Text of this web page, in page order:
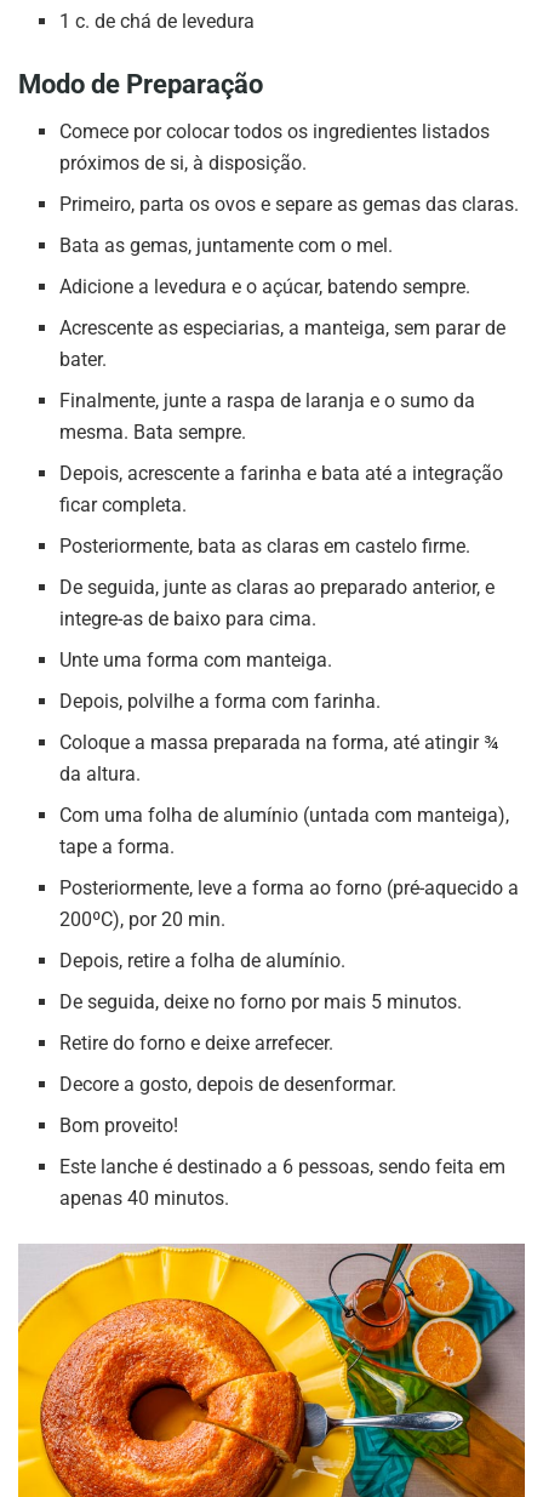
1 c. de chá de levedura
Modo de Preparação
Comece por colocar todos os ingredientes listados
próximos de si, à disposição.
Primeiro, parta os ovos e separe as gemas das claras.
Bata as gemas, juntamente com o mel.
Adicione a levedura e o açúcar, batendo sempre.
Acrescente as especiarias, a manteiga, sem parar de
bater.
Finalmente, junte a raspa de laranja e o sumo da
mesma. Bata sempre.
Depois, acrescente a farinha e bata até a integração
ficar completa.
Posteriormente, bata as claras em castelo firme.
De seguida, junte as claras ao preparado anterior, e
integre-as de baixo para cima.
Unte uma forma com manteiga.
Depois, polvilhe a forma com farinha.
Coloque a massa preparada na forma, até atingir ¾
da altura.
Com uma folha de alumínio (untada com manteiga),
tape a forma.
Posteriormente, leve a forma ao forno (pré-aquecido a
200ºC), por 20 min.
Depois, retire a folha de alumínio.
De seguida, deixe no forno por mais 5 minutos.
Retire do forno e deixe arrefecer.
Decore a gosto, depois de desenformar.
Bom proveito!
Este lanche é destinado a 6 pessoas, sendo feita em
apenas 40 minutos.